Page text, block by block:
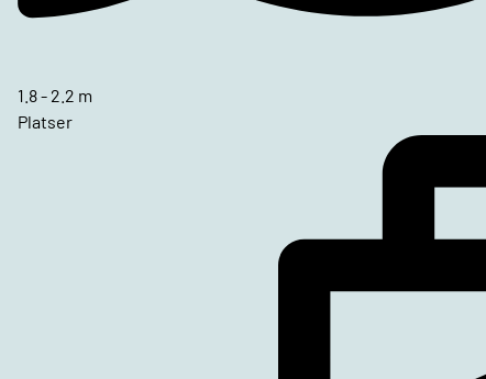
1.8 - 2.2 m
Platser